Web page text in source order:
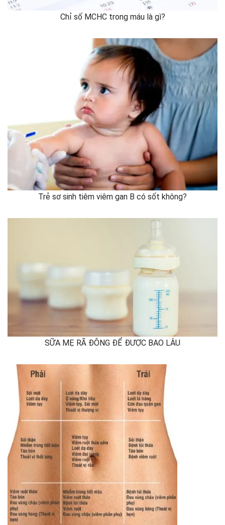
Chỉ số MCHC trong máu là gì?
Trẻ sơ sinh tiêm viêm gan B có sốt không?
SỮA MẸ RÃ ĐÔNG ĐỂ ĐƯỢC BAO LÂU